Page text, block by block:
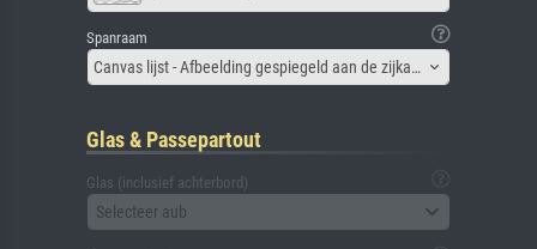
Spanraam
Canvas lijst - Afbeelding gespiegeld aan de zijkant
Glas & Passepartout
Glas (inclusief achterbord)
Selecteer aub